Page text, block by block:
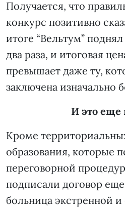
Получается, что
конкурс позитивно
итоге “Вельтум”
два раза, и итоговая
превышает даже ту,
заключена изначально
И это еще
Кроме
образования, которые
переговорной
подписали договор
больница экстренной